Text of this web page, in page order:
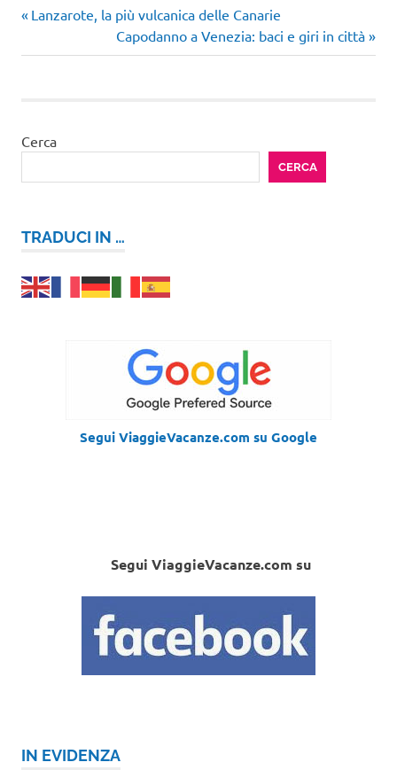
vedere
coppede
Navigazione
articoli
Articolo
Lanzarote, la più vulcanica delle Canarie
Articolo
successivo:
Capodanno a Venezia: baci e giri in città
Cerca
CERCA
TRADUCI IN …
Segui ViaggieVacanze.com su Google
Segui ViaggieVacanze.com su
IN EVIDENZA